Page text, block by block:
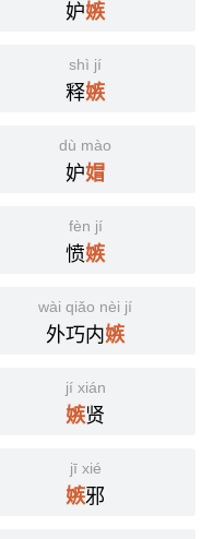
妒嫉
shì jí
释嫉
dù mào
妒媢
fèn jí
愤嫉
wài qiǎo nèi jí
外巧内嫉
jí xián
嫉贤
jī xié
嫉邪